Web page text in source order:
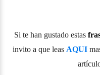
Si te han gustado estas
invito a que leas AQUI